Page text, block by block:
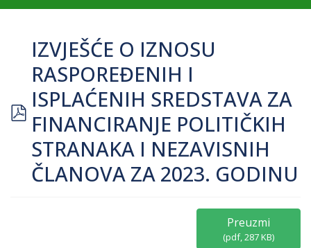
pdf
IZVJEŠĆE O IZNOSU
RASPOREĐENIH I
ISPLAĆENIH SREDSTAVA ZA
FINANCIRANJE POLITIČKIH
STRANAKA I NEZAVISNIH
ČLANOVA ZA 2023. GODINU
Preuzmi
(pdf,287 KB)